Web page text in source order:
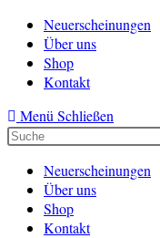
Zum
Inhalt
springen
Neuerscheinungen
Über uns
Shop
Kontakt
Menü Schließen
Neuerscheinungen
Über uns
Shop
Kontakt